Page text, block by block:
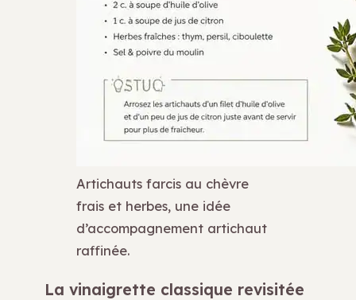
Artichauts farcis au chèvre
frais et herbes, une idée
d’accompagnement artichaut
raffinée.
La vinaigrette classique revisitée